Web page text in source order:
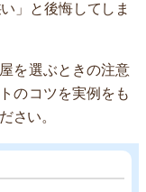
」と後悔してしま
を選ぶときの注意
のコツを実例をも
さい。